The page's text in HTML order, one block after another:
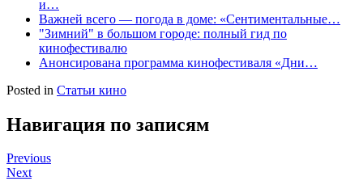
и…
Важней всего — погода в доме: «Сентиментальные…
"Зимний" в большом городе: полный гид по
кинофестивалю
Анонсирована программа кинофестиваля «Дни…
Posted in Статьи кино
Навигация по записям
Previous
Next